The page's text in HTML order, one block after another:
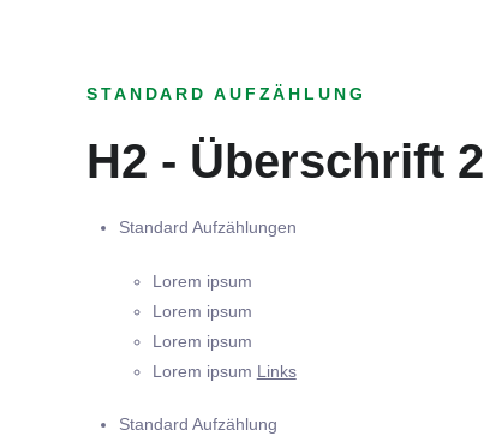
STANDARD AUFZÄHLUNG
H2 - Überschrift 2
Standard Aufzählungen
Lorem ipsum
Lorem ipsum
Lorem ipsum
Lorem ipsum Links
Standard Aufzählung